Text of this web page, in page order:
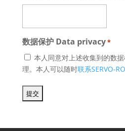
数据保护 Data privacy*
本人同意对上述收集到的数
理。本人可以随时联系SERVO-